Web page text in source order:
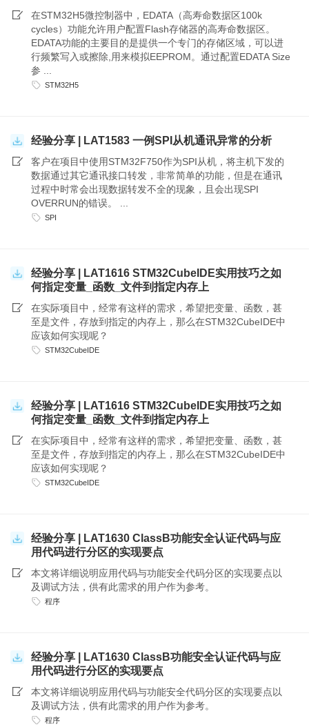
在STM32H5微控制器中，EDATA（高寿命数据区100k
cycles）功能允许用户配置Flash存储器的高寿命数据区。
EDATA功能的主要目的是提供一个专门的存储区域，可以进
行频繁写入或擦除,用来模拟EEPROM。通过配置EDATA Size
参 ...
STM32H5
经验分享 | LAT1583 一例SPI从机通讯异常的分析
客户在项目中使用STM32F750作为SPI从机，将主机下发的
数据通过其它通讯接口转发，非常简单的功能，但是在通讯
过程中时常会出现数据转发不全的现象，且会出现SPI
OVERRUN的错误。 ...
SPI
经验分享 | LAT1616 STM32CubeIDE实用技巧之如
何指定变量_函数_文件到指定内存上
在实际项目中，经常有这样的需求，希望把变量、函数，甚
至是文件，存放到指定的内存上，那么在STM32CubeIDE中
应该如何实现呢？
STM32CubeIDE
经验分享 | LAT1616 STM32CubeIDE实用技巧之如
何指定变量_函数_文件到指定内存上
在实际项目中，经常有这样的需求，希望把变量、函数，甚
至是文件，存放到指定的内存上，那么在STM32CubeIDE中
应该如何实现呢？
STM32CubeIDE
经验分享 | LAT1630 ClassB功能安全认证代码与应
用代码进行分区的实现要点
本文将详细说明应用代码与功能安全代码分区的实现要点以
及调试方法，供有此需求的用户作为参考。
程序
经验分享 | LAT1630 ClassB功能安全认证代码与应
用代码进行分区的实现要点
本文将详细说明应用代码与功能安全代码分区的实现要点以
及调试方法，供有此需求的用户作为参考。
程序